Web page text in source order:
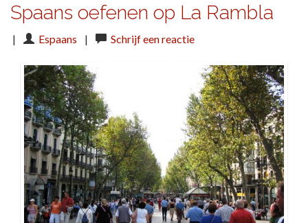
Spaans oefenen op La Rambla
| Espaans | Schrijf een reactie